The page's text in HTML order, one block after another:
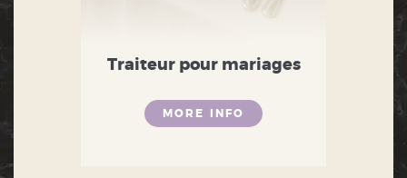
Traiteur pour mariages
MORE INFO